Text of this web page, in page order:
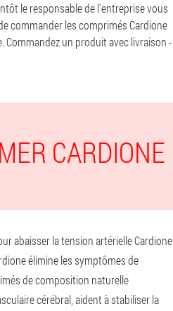
le responsable de l'entreprise vous
commander les comprimés Cardione
un produit avec livraison -
CARDIONE
abaisser la tension artérielle Cardione
élimine les symptômes de
de composition naturelle
cérébral, aident à stabiliser la